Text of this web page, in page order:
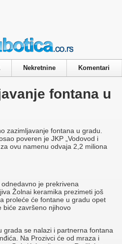
Nekretnine Komentari
fontana u
zazimljavanje fontana u gradu.
poveren je JKP „Vodovod i
ovu namenu odvaja 2,2 miliona
je prekrivena
Žolnai keramika prezimeti još
proleće će fontane u gradu opet
biće završeno njihovo
grada se nalazi i partnerna fontana
Na Prozivci će od mraza i
Cookies Policy